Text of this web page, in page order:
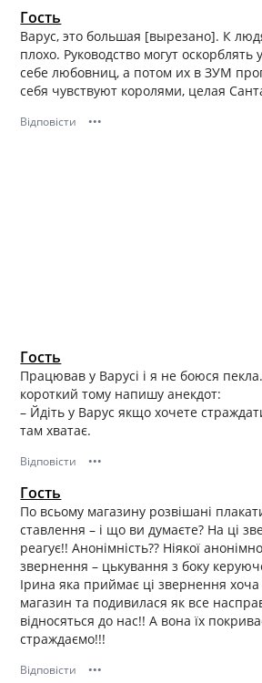
Гость
Варус, это большая [вырезано]. К
плохо. Руководство могут оскорблять
себе любовниц, а потом их в ЗУМ
себя чувствуют королями, целая
Відповісти •••
Гость
Працював у Варусі і я не боюся
короткий тому напишу анекдот:
– Йдіть у Варус якщо хочете
там хватає.
Відповісти •••
Гость
По всьому магазину розвішані
ставлення – і що ви думаєте? На ці
реагує!! Анонімність?? Ніякої
звернення – цькування з боку
Ірина яка приймає ці звернення
магазин та подивилася як все
відносяться до нас!! А вона їх
страждаємо!!!
Відповісти •••